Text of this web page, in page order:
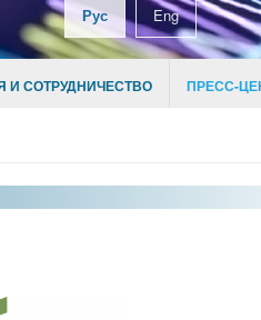
Рус Eng
И СОТРУДНИЧЕСТВО ПРЕСС-